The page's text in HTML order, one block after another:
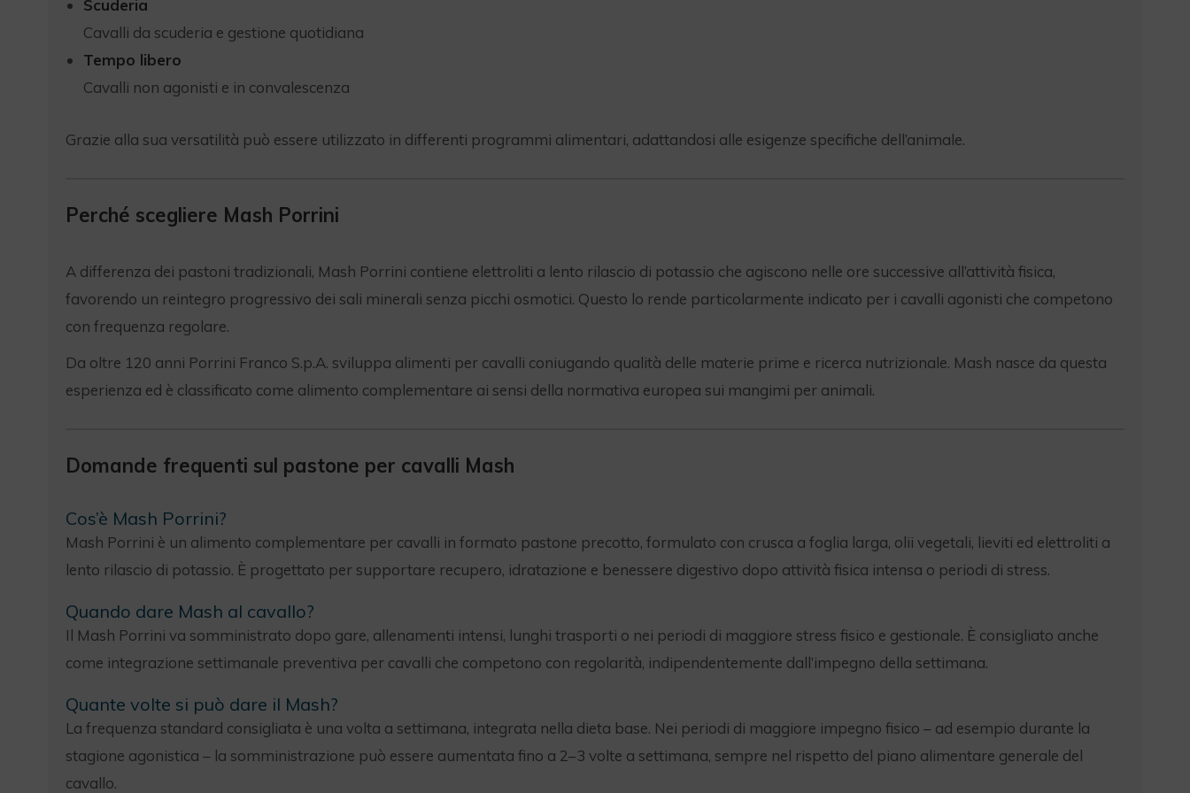
Scuderia
Cavalli da scuderia e gestione quotidiana
Tempo libero
Cavalli non agonisti e in convalescenza
Grazie alla sua versatilità può essere utilizzato in differenti programmi alimentari, adattandosi alle esigenze specifiche dell’animale.
Perché scegliere Mash Porrini
A differenza dei pastoni tradizionali, Mash Porrini contiene elettroliti a lento rilascio di potassio che agiscono nelle ore successive all’attività fisica,
favorendo un reintegro progressivo dei sali minerali senza picchi osmotici. Questo lo rende particolarmente indicato per i cavalli agonisti che competono
con frequenza regolare.
Da oltre 120 anni Porrini Franco S.p.A. sviluppa alimenti per cavalli coniugando qualità delle materie prime e ricerca nutrizionale. Mash nasce da questa
esperienza ed è classificato come alimento complementare ai sensi della normativa europea sui mangimi per animali.
Domande frequenti sul pastone per cavalli Mash
Cos’è Mash Porrini?
Mash Porrini è un alimento complementare per cavalli in formato pastone precotto, formulato con crusca a foglia larga, olii vegetali, lieviti ed elettroliti a
lento rilascio di potassio. È progettato per supportare recupero, idratazione e benessere digestivo dopo attività fisica intensa o periodi di stress.
Quando dare Mash al cavallo?
Il Mash Porrini va somministrato dopo gare, allenamenti intensi, lunghi trasporti o nei periodi di maggiore stress fisico e gestionale. È consigliato anche
come integrazione settimanale preventiva per cavalli che competono con regolarità, indipendentemente dall’impegno della settimana.
Quante volte si può dare il Mash?
La frequenza standard consigliata è una volta a settimana, integrata nella dieta base. Nei periodi di maggiore impegno fisico – ad esempio durante la
stagione agonistica – la somministrazione può essere aumentata fino a 2–3 volte a settimana, sempre nel rispetto del piano alimentare generale del
cavallo.